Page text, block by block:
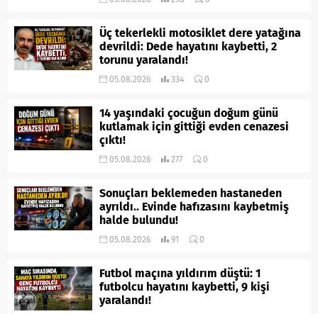
Üç tekerlekli motosiklet dere yatağına
devrildi: Dede hayatını kaybetti, 2
torunu yaralandı!
05.08.2026 334 0
14 yaşındaki çocuğun doğum günü
kutlamak için gittiği evden cenazesi
çıktı!
05.08.2026 277 0
Sonuçları beklemeden hastaneden
ayrıldı.. Evinde hafızasını kaybetmiş
halde bulundu!
05.08.2026 91 0
Futbol maçına yıldırım düştü: 1
futbolcu hayatını kaybetti, 9 kişi
yaralandı!